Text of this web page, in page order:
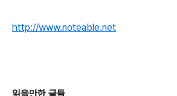
http://www.noteable.net